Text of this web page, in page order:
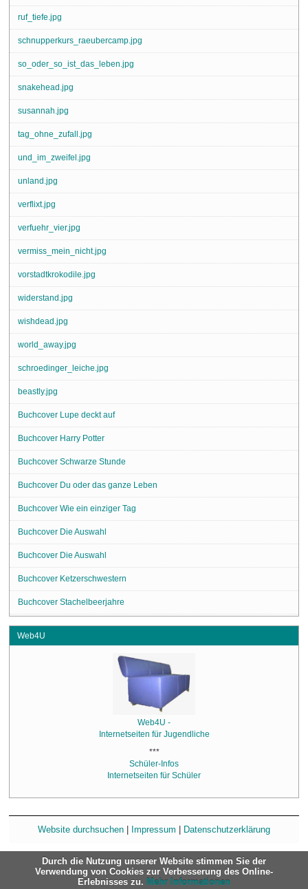
ruf_tiefe.jpg
schnupperkurs_raeubercamp.jpg
so_oder_so_ist_das_leben.jpg
snakehead.jpg
susannah.jpg
tag_ohne_zufall.jpg
und_im_zweifel.jpg
unland.jpg
verflixt.jpg
verfuehr_vier.jpg
vermiss_mein_nicht.jpg
vorstadtkrokodile.jpg
widerstand.jpg
wishdead.jpg
world_away.jpg
schroedinger_leiche.jpg
beastly.jpg
Buchcover Lupe deckt auf
Buchcover Harry Potter
Buchcover Schwarze Stunde
Buchcover Du oder das ganze Leben
Buchcover Wie ein einziger Tag
Buchcover Die Auswahl
Buchcover Die Auswahl
Buchcover Ketzerschwestern
Buchcover Stachelbeerjahre
Web4U
Web4U -
Internetseiten für Jugendliche
***
Schüler-Infos
Internetseiten für Schüler
Website durchsuchen Impressum Datenschutzerklärung
Durch die Nutzung unserer Website stimmen Sie der
Verwendung von Cookies zur Verbesserung des Online-
Erlebnisses zu. Mehr Informationen